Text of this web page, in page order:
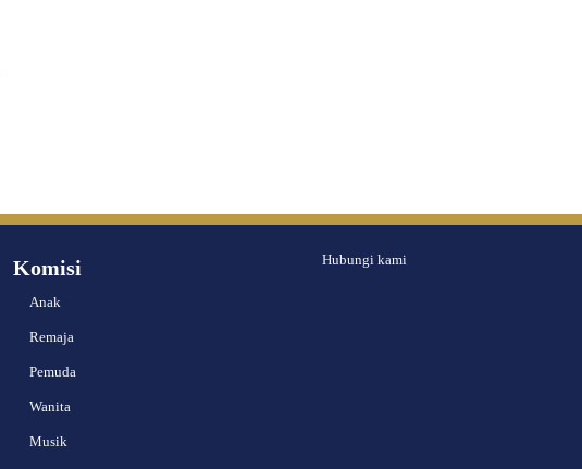
Komisi
Anak
Remaja
Pemuda
Wanita
Musik
Hubungi kami